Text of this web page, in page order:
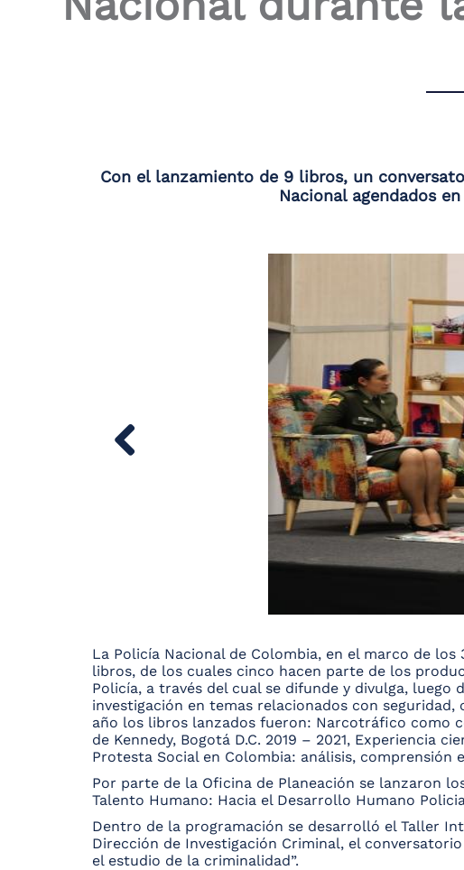
Con el lanzamiento de 9 libros, un
Nacional agendados
La Policía Nacional de Colombia, en el marco de
libros, de los cuales cinco hacen parte de los
Policía, a través del cual se difunde y divulga,
investigación en temas relacionados con
año los libros lanzados fueron: Narcotráfico como
de Kennedy, Bogotá D.C. 2019 – 2021, Experiencia
Protesta Social en Colombia: análisis,
Por parte de la Oficina de Planeación se lanzaron
Talento Humano: Hacia el Desarrollo Humano
Dentro de la programación se desarrolló el Taller
Dirección de Investigación Criminal, el
el estudio de la criminalidad”.